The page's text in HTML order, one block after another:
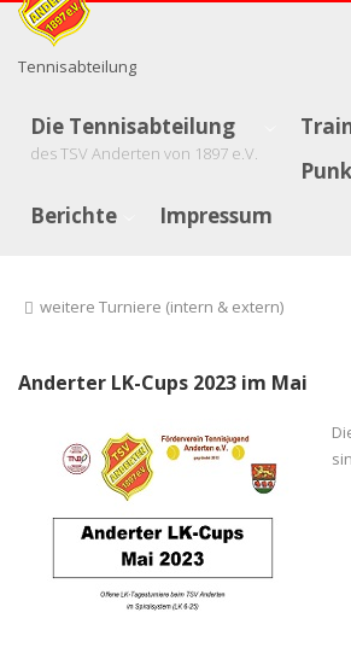
Tennisabteilung
Die Tennisabteilung
des TSV Anderten von 1897 e.V.
Berichte
Impressum
weitere Turniere (intern & extern)
Anderter LK-Cups 2023 im Mai